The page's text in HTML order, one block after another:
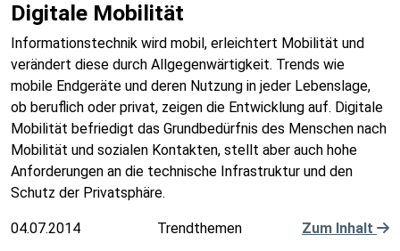
Digitale Mobilität
Informationstechnik wird mobil, erleichtert Mobilität und
verändert diese durch Allgegenwärtigkeit. Trends wie
mobile Endgeräte und deren Nutzung in jeder Lebenslage,
ob beruflich oder privat, zeigen die Entwicklung auf. Digitale
Mobilität befriedigt das Grundbedürfnis des Menschen nach
Mobilität und sozialen Kontakten, stellt aber auch hohe
Anforderungen an die technische Infrastruktur und den
Schutz der Privatsphäre.
04.07.2014 Trendthemen Zum Inhalt